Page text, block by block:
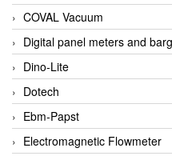
COVAL Vacuum
Digital panel meters and
Dino-Lite
Dotech
Ebm-Papst
Electromagnetic Flowmeter